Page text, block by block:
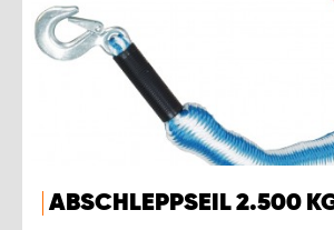
ABSCHLEPPSEIL 2.500